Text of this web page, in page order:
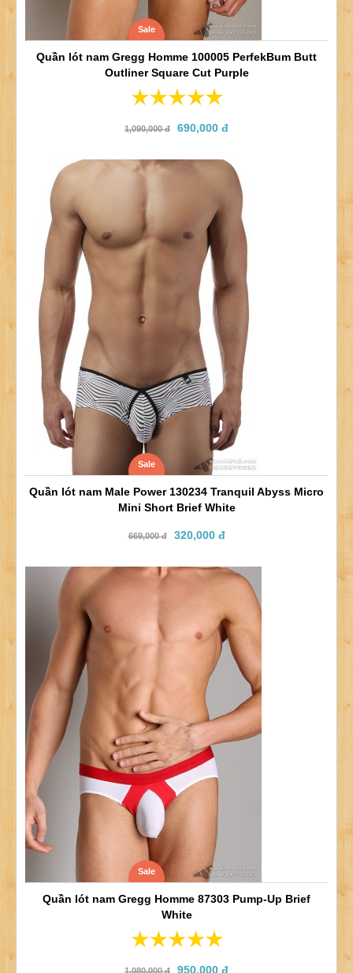
Sale
Quần lót nam Gregg Homme 100005 PerfekBum Butt
Outliner Square Cut Purple
1,090,000 đ 690,000 đ
Sale
Quần lót nam Male Power 130234 Tranquil Abyss Micro
Mini Short Brief White
669,000 đ 320,000 đ
Sale
Quần lót nam Gregg Homme 87303 Pump-Up Brief
White
1,080,000 đ 950,000 đ